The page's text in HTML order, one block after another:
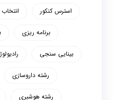
استرس کنکور
برنامه ریزی
بینایی سنجی
رشته داروسازی
رشته هوشبری